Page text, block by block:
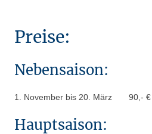
Preise:
Nebensaison:
1. November bis 20. März 90,- €
Hauptsaison: